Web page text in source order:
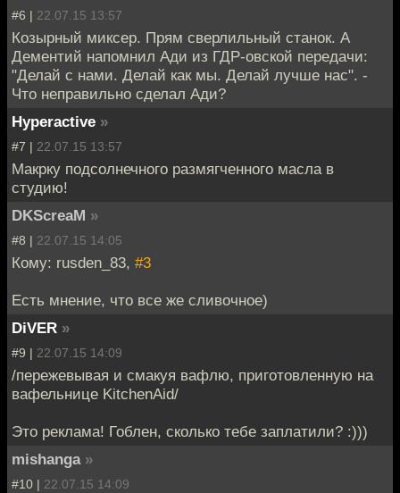
#6 | 22.07.15 13:57
Козырный миксер. Прям сверлильный станок. А
Дементий напомнил Ади из ГДР-овской передачи:
"Делай с нами. Делай как мы. Делай лучше нас". -
Что неправильно сделал Ади?
Hyperactive »
#7 | 22.07.15 13:57
Макрку подсолнечного размягченного масла в
студию!
DKScreaM »
#8 | 22.07.15 14:05
Кому: rusden_83, #3
Есть мнение, что все же сливочное)
DiVER »
#9 | 22.07.15 14:09
/пережевывая и смакуя вафлю, приготовленную на
вафельнице KitchenAid/
Это реклама! Гоблен, сколько тебе заплатили? :)))
mishanga »
#10 | 22.07.15 14:09